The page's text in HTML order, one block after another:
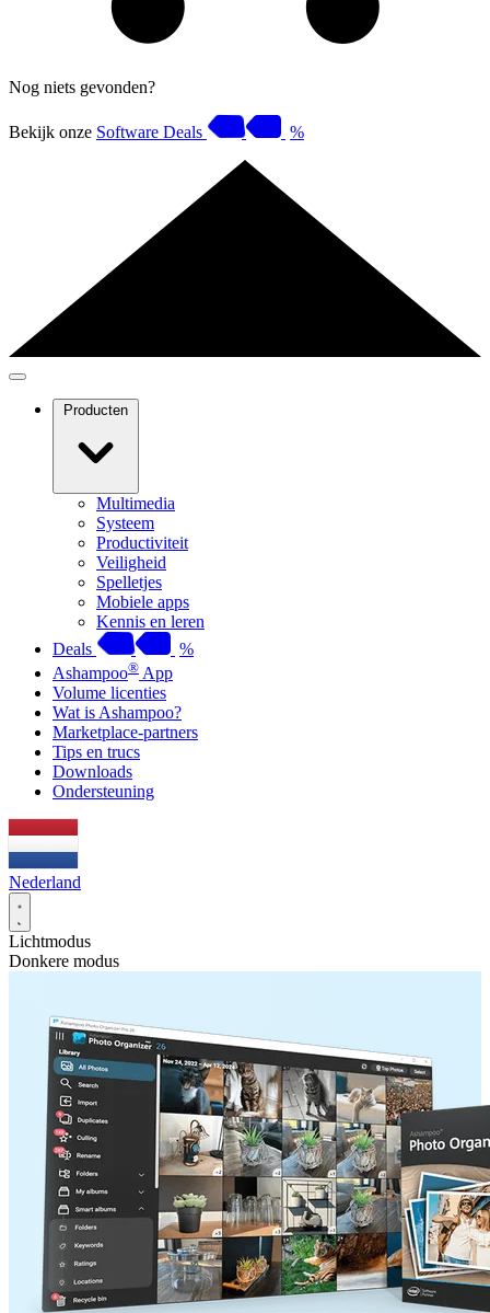
Nog niets gevonden?
Bekijk onze Software Deals %
Producten
Multimedia
Systeem
Productiviteit
Veiligheid
Spelletjes
Mobiele apps
Kennis en leren
Deals
%
Ashampoo® App
Volume licenties
Wat is Ashampoo?
Marketplace-partners
Tips en trucs
Downloads
Ondersteuning
Nederland
Lichtmodus
Donkere modus